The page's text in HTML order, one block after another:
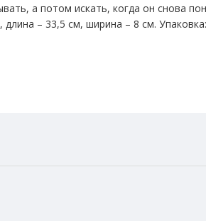
а потом искать, когда он снова
– 33,5 см, ширина – 8 см.